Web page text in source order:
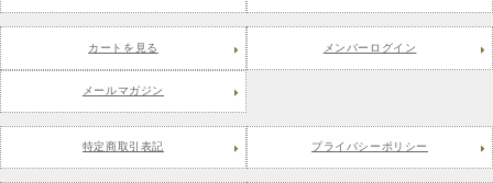
カートを見る メンバーログイン
メールマガジン
特定商取引表記 プライバシーポリシー